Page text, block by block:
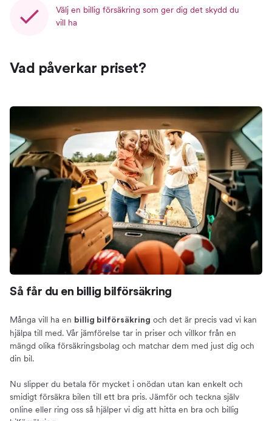
Välj en billig försäkring som ger dig det skydd du
vill ha
Vad påverkar priset?
Så får du en billig bilförsäkring
Många vill ha en billig bilförsäkring och det är precis vad vi kan
hjälpa till med. Vår jämförelse tar in priser och villkor från en
mängd olika försäkringsbolag och matchar dem med just dig och
din bil.
Nu slipper du betala för mycket i onödan utan kan enkelt och
smidigt försäkra bilen till ett bra pris. Jämför och teckna själv
online eller ring oss så hjälper vi dig att hitta en bra och billig